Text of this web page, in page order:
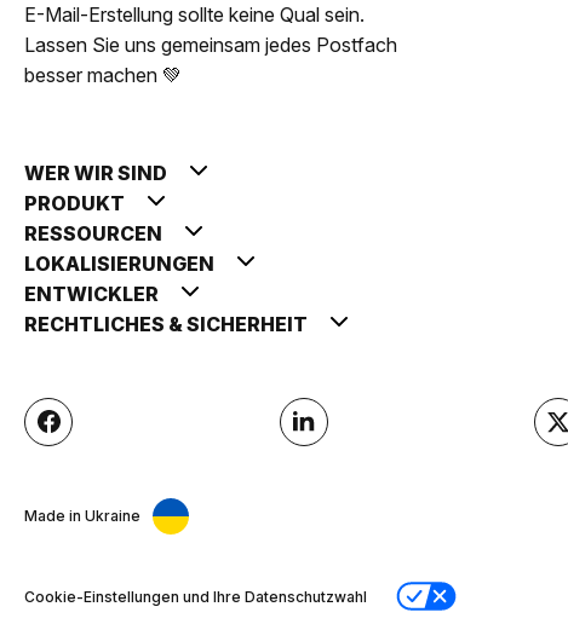
E-Mail-Erstellung sollte keine Qual sein.
Lassen Sie uns gemeinsam jedes Postfach
besser machen 💚
WER WIR SIND
PRODUKT
RESSOURCEN
LOKALISIERUNGEN
ENTWICKLER
RECHTLICHES & SICHERHEIT
Made in Ukraine
Cookie-Einstellungen und Ihre Datenschutzwahl